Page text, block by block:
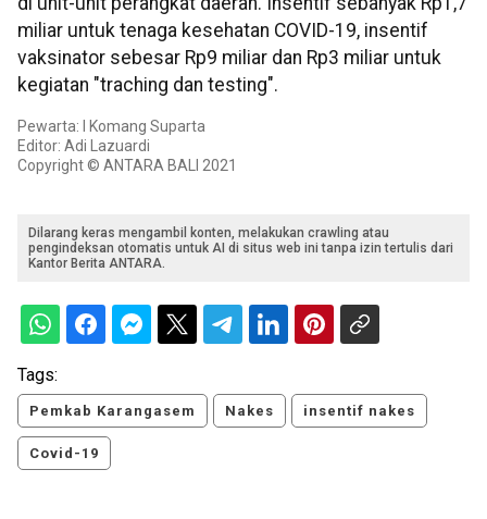
miliar untuk tenaga kesehatan COVID-19, insentif
vaksinator sebesar Rp9 miliar dan Rp3 miliar untuk
kegiatan "traching dan testing".
Pewarta: I Komang Suparta
Editor: Adi Lazuardi
Copyright © ANTARA BALI 2021
Dilarang keras mengambil konten, melakukan crawling atau
pengindeksan otomatis untuk AI di situs web ini tanpa izin tertulis dari
Kantor Berita ANTARA.
Tags:
Pemkab Karangasem Nakes insentif nakes
Covid-19